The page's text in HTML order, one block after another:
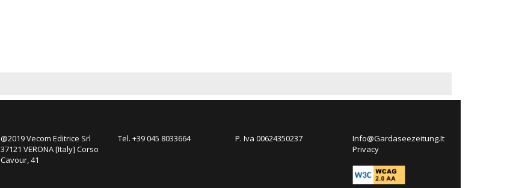
@2019 Vecom Editrice Srl
37121 VERONA [Italy] Corso
Cavour, 41
Tel. +39 045 8033664 P. Iva 00624350237
Info@Gardaseezeitung.It
Privacy